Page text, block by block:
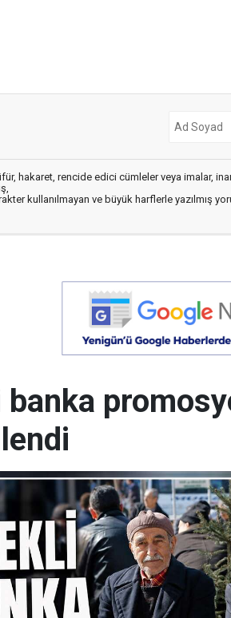
hakaret, rencide edici cümleler veya imalar,
kullanılmayan ve büyük harflerle yazılmış
banka